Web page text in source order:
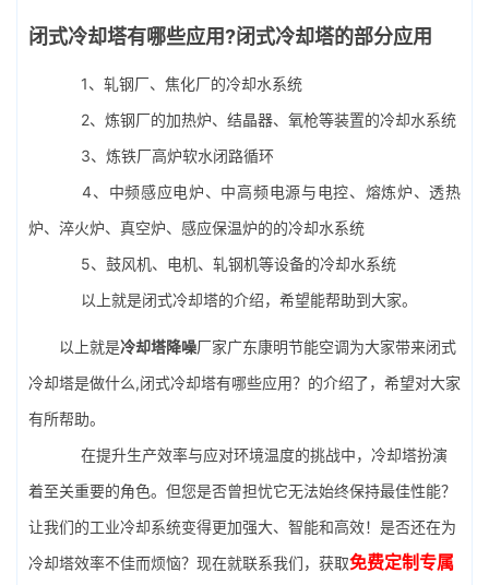
闭式冷却塔有哪些应用?闭式冷却塔的部分应用
1、轧钢厂、焦化厂的冷却水系统
2、炼钢厂的加热炉、结晶器、氧枪等装置的冷却水系统
3、炼铁厂高炉软水闭路循环
4、中频感应电炉、中高频电源与电控、熔炼炉、透热
炉、淬火炉、真空炉、感应保温炉的的冷却水系统
5、鼓风机、电机、轧钢机等设备的冷却水系统
以上就是闭式冷却塔的介绍，希望能帮助到大家。
以上就是冷却塔降噪厂家广东康明节能空调为大家带来闭式
冷却塔是做什么,闭式冷却塔有哪些应用？的介绍了，希望对大家
有所帮助。
在提升生产效率与应对环境温度的挑战中，冷却塔扮演
着至关重要的角色。但您是否曾担忧它无法始终保持最佳性能？
让我们的工业冷却系统变得更加强大、智能和高效！是否还在为
冷却塔效率不佳而烦恼？现在就联系我们，获取免费定制专属